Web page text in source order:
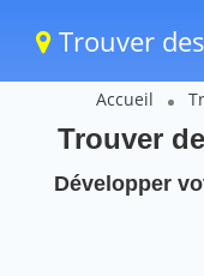
Trouver
Accueil
Trouver
Développer